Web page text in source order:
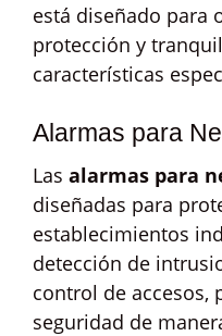
está diseñado para
protección y
características
Alarmas para
Las alarmas para
diseñadas para
establecimientos
detección de
control de accesos,
seguridad de